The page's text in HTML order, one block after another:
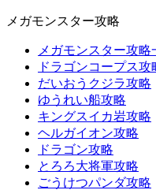
メガモンスター攻略
メガモンスター攻略
ドラゴンコープス攻
だいおうクジラ攻略
ゆうれい船攻略
キングスイカ岩攻略
ヘルガイオン攻略
ドラゴン攻略
とろろ大将軍攻略
ごうけつパンダ攻略